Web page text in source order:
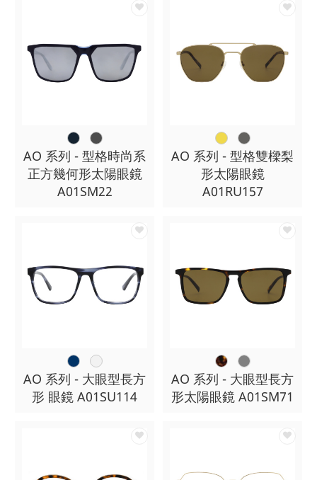
AO 系列 - 型格時尚系
正方幾何形太陽眼鏡
A01SM22
AO 系列 - 型格雙樑梨
形太陽眼鏡
A01RU157
AO 系列 - 大眼型長方
形 眼鏡 A01SU114
AO 系列 - 大眼型長方
形太陽眼鏡 A01SM71